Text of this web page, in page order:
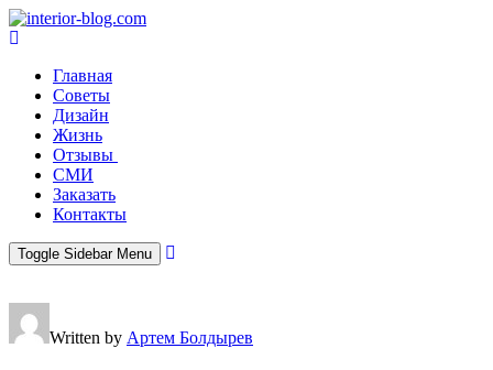
Главная
Советы
Дизайн
Жизнь
Отзывы
СМИ
Заказать
Контакты
Toggle Sidebar Menu
Written by Артем Болдырев